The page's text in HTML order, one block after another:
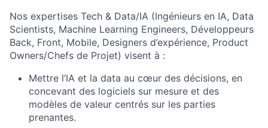
Nos expertises Tech & Data/IA (Ingénieurs en IA, Data
Scientists, Machine Learning Engineers, Développeurs
Back, Front, Mobile, Designers d’expérience, Product
Owners/Chefs de Projet) visent à :
Mettre l’IA et la data au cœur des décisions, en
concevant des logiciels sur mesure et des
modèles de valeur centrés sur les parties
prenantes.